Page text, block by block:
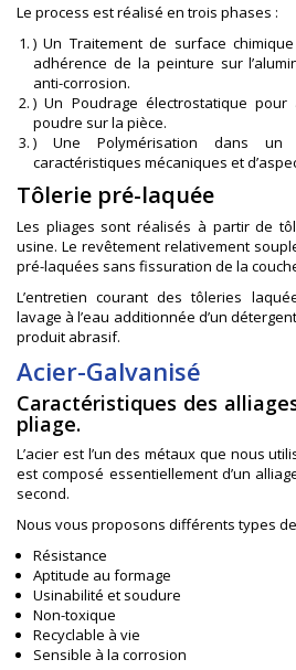
Le process est réalisé en trois phases :
) Un Traitement de surface
adhérence de la peinture sur
anti-corrosion.
) Un Poudrage électrostatique pour
poudre sur la pièce.
) Une Polymérisation dans
caractéristiques mécaniques et
Tôlerie pré-laquée
Les pliages sont réalisés à partir de
usine. Le revêtement relativement
pré-laquées sans fissuration de la
L’entretien courant des tôleries
lavage à l’eau additionnée d’un
produit abrasif.
Acier-Galvanisé
Caractéristiques des
pliage.
L’acier est l’un des métaux que nous
est composé essentiellement d’un
second.
Nous vous proposons différents types
Résistance
Aptitude au formage
Usinabilité et soudure
Non-toxique
Recyclable à vie
Sensible à la corrosion